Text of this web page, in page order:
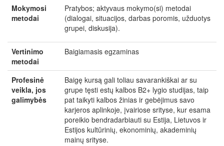
Mokymosi
metodai
Pratybos; aktyvaus mokymo(si) metodai
(dialogai, situacijos, darbas poromis, užduotys
grupei, diskusija).
Vertinimo
metodai
Baigiamasis egzaminas
Profesinė
veikla, jos
galimybės
Baigę kursą gali toliau savarankiškai ar su
grupe tęsti estų kalbos B2+ lygio studijas, taip
pat taikyti kalbos žinias ir gebėjimus savo
karjeros aplinkoje, įvairiose srityse, kur esama
poreikio bendradarbiauti su Estija, Lietuvos ir
Estijos kultūrinių, ekonominių, akademinių
mainų srityse.